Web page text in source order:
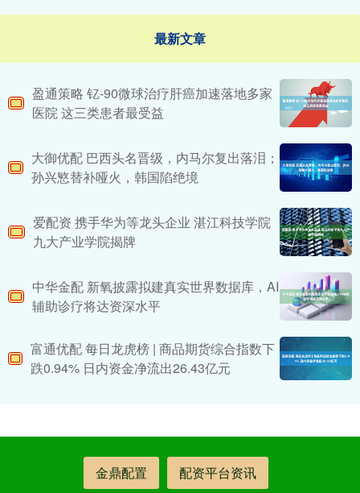
最新文章
盈通策略 钇-90微球治疗肝癌加速落地多家
医院 这三类患者最受益
大御优配 巴西头名晋级，内马尔复出落泪；
孙兴慜替补哑火，韩国陷绝境
爱配资 携手华为等龙头企业 湛江科技学院
九大产业学院揭牌
中华金配 新氧披露拟建真实世界数据库，AI
辅助诊疗将达资深水平
富通优配 每日龙虎榜 | 商品期货综合指数下
跌0.94% 日内资金净流出26.43亿元
金鼎配置 配资平台资讯